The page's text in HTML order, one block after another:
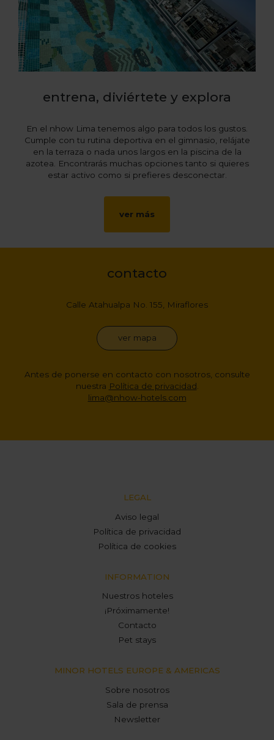
entrena, diviértete y explora
En el nhow Lima tenemos algo para todos los gustos.
Cumple con tu rutina deportiva en el gimnasio, relájate
en la terraza o nada unos largos en la piscina de la
azotea. Encontrarás muchas opciones tanto si quieres
estar activo como si prefieres desconectar.
ver más
contacto
Calle Atahualpa No. 155, Miraflores
ver mapa
Antes de ponerse en contacto con nosotros, consulte
nuestra Política de privacidad
lima@nhow-hotels.com
LEGAL
Aviso legal
Política de privacidad
Política de cookies
INFORMATION
Nuestros hoteles
¡Próximamente!
Contacto
Pet stays
MINOR HOTELS EUROPE & AMERICAS
Sobre nosotros
Sala de prensa
Newsletter